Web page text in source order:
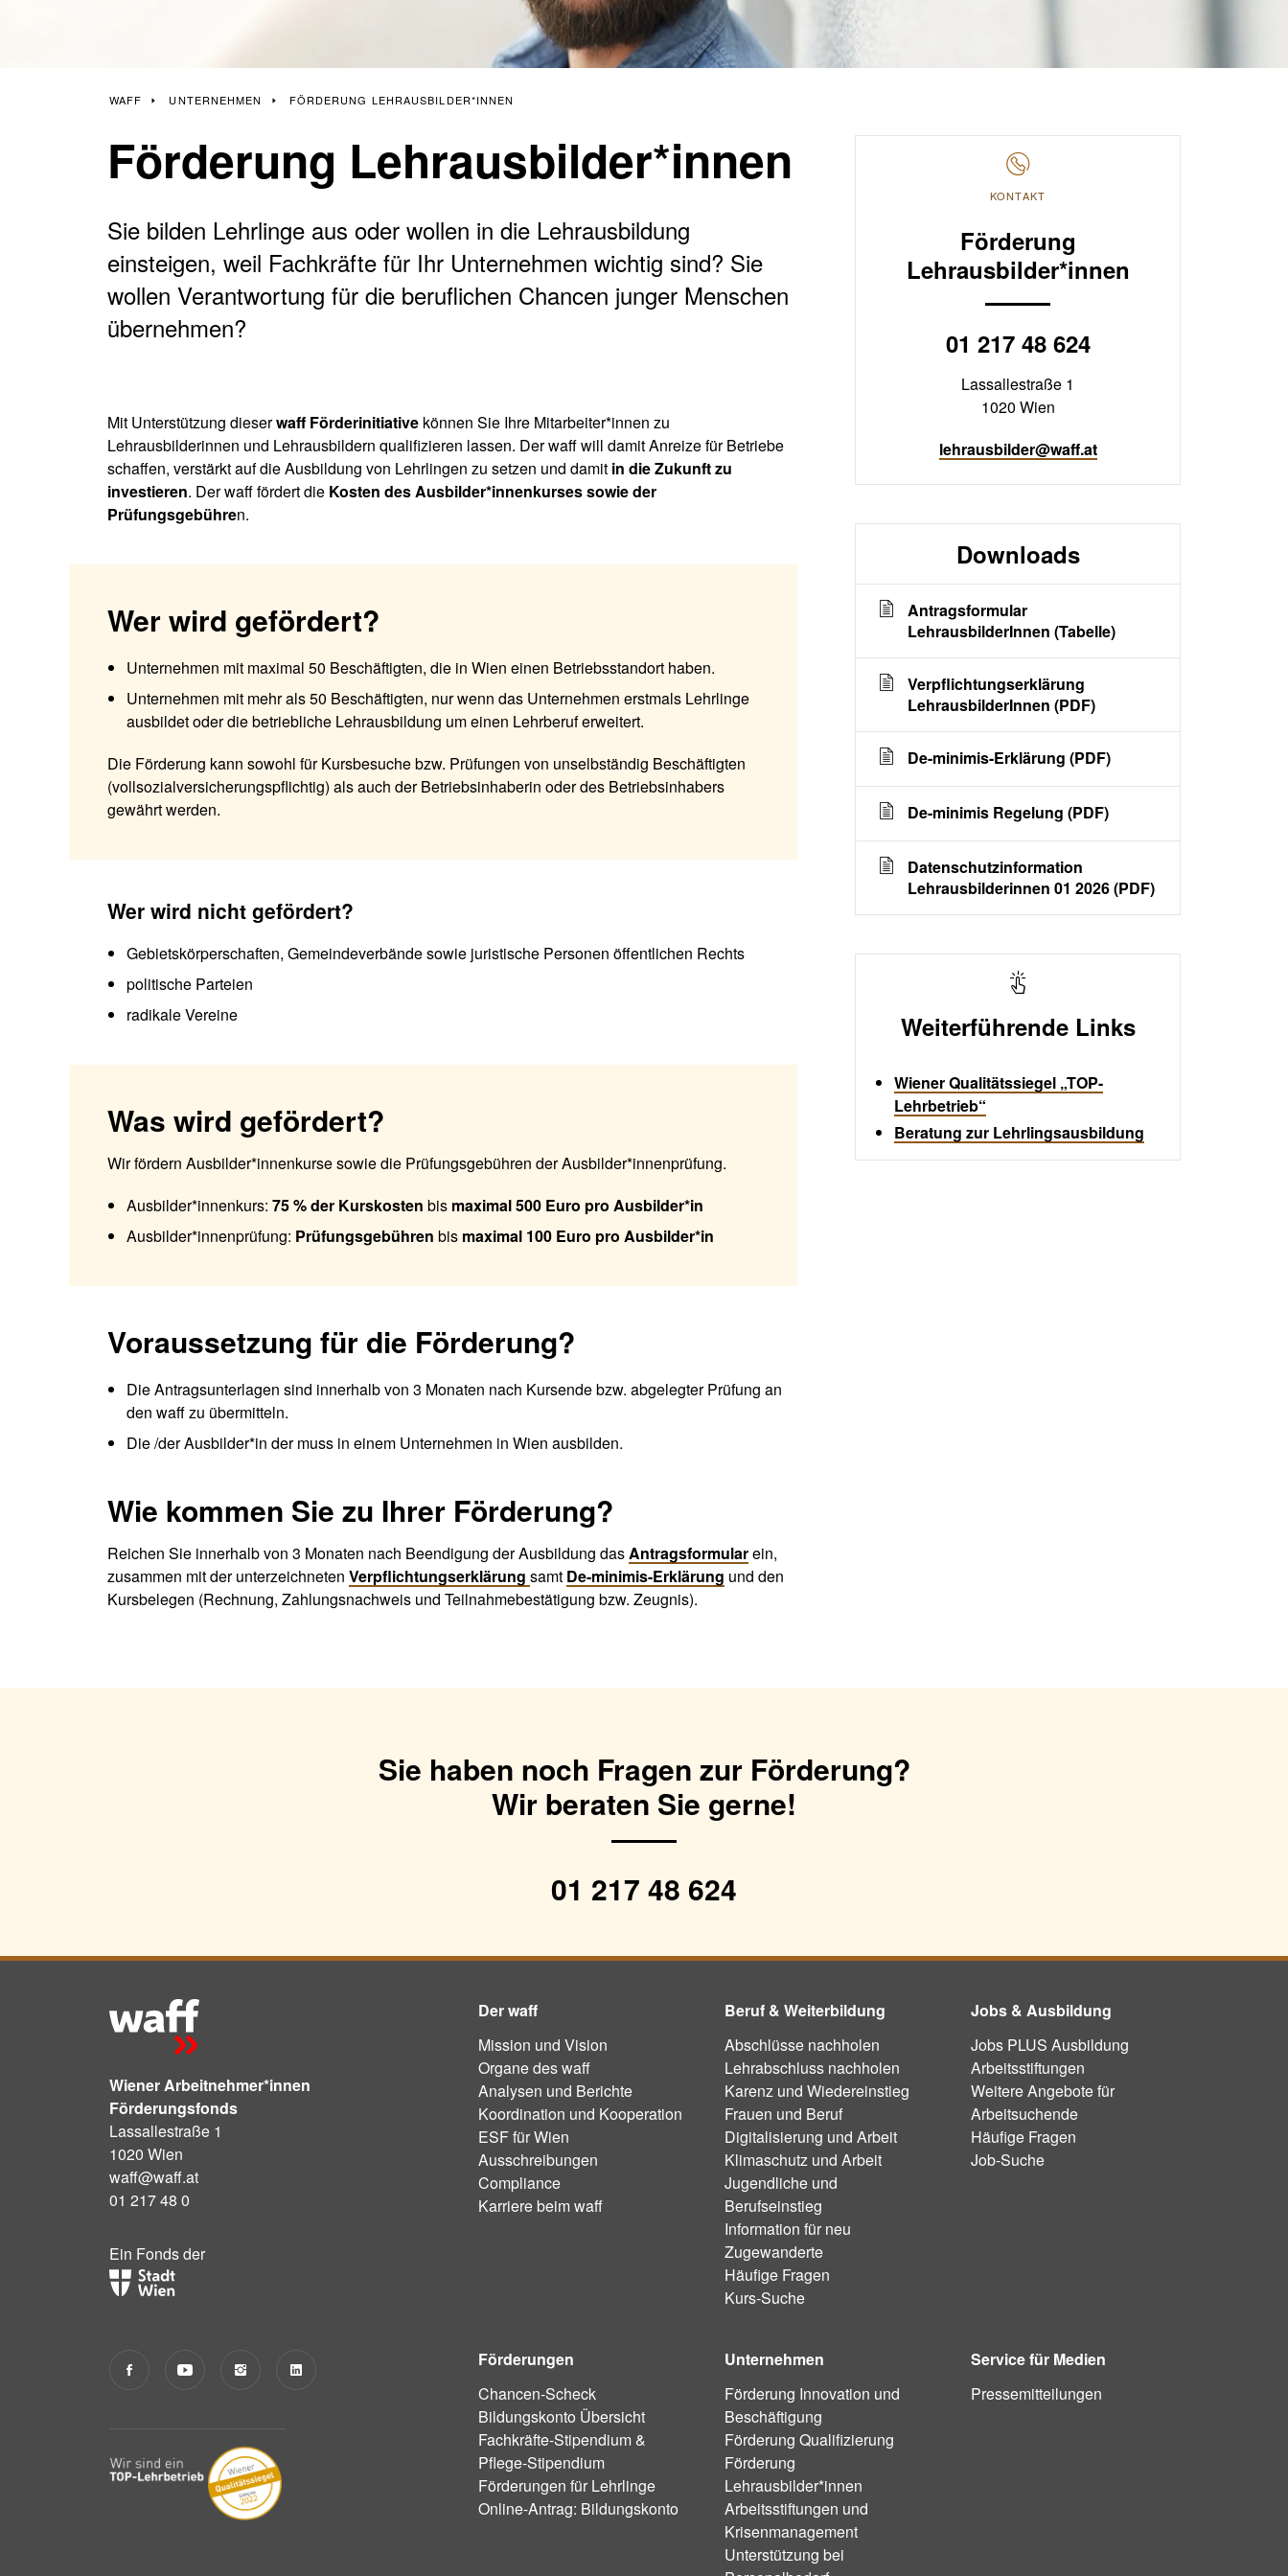
WAFF UNTERNEHMEN FÖRDERUNG LEHRAUSBILDER*INNEN
Förderung Lehrausbilder*innen
Sie bilden Lehrlinge aus oder wollen in die Lehrausbildung
einsteigen, weil Fachkräfte für Ihr Unternehmen wichtig sind? Sie
wollen Verantwortung für die beruflichen Chancen junger Menschen
übernehmen?
Mit Unterstützung dieserwaff Förderinitiative können Sie Ihre Mitarbeiter*innen zu
Lehrausbilderinnen und Lehrausbildern qualifizieren lassen. Der waff will damit Anreize für Betriebe
schaffen, verstärkt auf die Ausbildung von Lehrlingen zu setzen und damit in die Zukunft zu
investieren. Der waff fördert die Kosten des Ausbilder*innenkurses sowie der
Prüfungsgebühren.
Wer wird gefördert?
Unternehmen mit maximal 50 Beschäftigten, die in Wien einen Betriebsstandort haben.
Unternehmen mit mehr als 50 Beschäftigten, nur wenn das Unternehmen erstmals Lehrlinge
ausbildet oder die betriebliche Lehrausbildung um einen Lehrberuf erweitert.
Die Förderung kann sowohl für Kursbesuche bzw. Prüfungen von unselbständig Beschäftigten
(vollsozialversicherungspflichtig) als auch der Betriebsinhaberin oder des Betriebsinhabers
gewährt werden.
Wer wird nicht gefördert?
Gebietskörperschaften, Gemeindeverbände sowie juristische Personen öffentlichen Rechts
politische Parteien
radikale Vereine
Was wird gefördert?
Wir fördern Ausbilder*innenkurse sowie die Prüfungsgebühren der Ausbilder*innenprüfung.
Ausbilder*innenkurs: 75 % der Kurskosten bis maximal 500 Euro pro Ausbilder*in
Ausbilder*innenprüfung: Prüfungsgebühren bis maximal 100 Euro pro Ausbilder*in
Voraussetzung für die Förderung?
Die Antragsunterlagen sind innerhalb von 3 Monaten nach Kursende bzw. abgelegter Prüfung an
den waff zu übermitteln.
Die /der Ausbilder*in der muss in einem Unternehmen in Wien ausbilden.
Wie kommen Sie zu Ihrer Förderung?
Reichen Sie innerhalb von 3 Monaten nach Beendigung der Ausbildung dasAntragsformularein,
zusammen mit der unterzeichneten Verpflichtungserklärung samt De-minimis-Erklärung und den
Kursbelegen (Rechnung, Zahlungsnachweis und Teilnahmebestätigung bzw. Zeugnis).
KONTAKT
Förderung
Lehrausbilder*innen
01 217 48 624
Lassallestraße 1
1020 Wien
lehrausbilder@waff.at
Downloads
Antragsformular
LehrausbilderInnen (Tabelle)
Verpflichtungserklärung
LehrausbilderInnen (PDF)
De-minimis-Erklärung (PDF)
De-minimis Regelung (PDF)
Datenschutzinformation
Lehrausbilderinnen 01 2026 (PDF)
Weiterführende Links
Wiener Qualitätssiegel „TOP-
Lehrbetrieb“
Beratung zur Lehrlingsausbildung
Sie haben noch Fragen zur Förderung?
Wir beraten Sie gerne!
01 217 48 624
Wiener Arbeitnehmer*innen
Förderungsfonds
Lassallestraße 1
1020 Wien
waff@waff.at
01 217 48 0
Ein Fonds der
Der waff
Mission und Vision
Organe des waff
Analysen und Berichte
Koordination und Kooperation
ESF für Wien
Ausschreibungen
Compliance
Karriere beim waff
Beruf & Weiterbildung
Abschlüsse nachholen
Lehrabschluss nachholen
Karenz und Wiedereinstieg
Frauen und Beruf
Digitalisierung und Arbeit
Klimaschutz und Arbeit
Jugendliche und
Berufseinstieg
Information für neu
Zugewanderte
Häufige Fragen
Kurs-Suche
Jobs & Ausbildung
Jobs PLUS Ausbildung
Arbeitsstiftungen
Weitere Angebote für
Arbeitsuchende
Häufige Fragen
Job-Suche
Förderungen
Chancen-Scheck
Bildungskonto Übersicht
Fachkräfte-Stipendium &
Pflege-Stipendium
Förderungen für Lehrlinge
Online-Antrag: Bildungskonto
Unternehmen
Förderung Innovation und
Beschäftigung
Förderung Qualifizierung
Förderung
Lehrausbilder*innen
Arbeitsstiftungen und
Krisenmanagement
Unterstützung bei
Service für Medien
Pressemitteilungen